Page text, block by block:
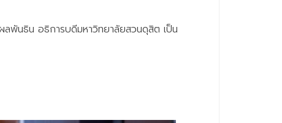
พันธิน อธิการบดีมหาวิทยาลัยสวนดุสิต เป็น